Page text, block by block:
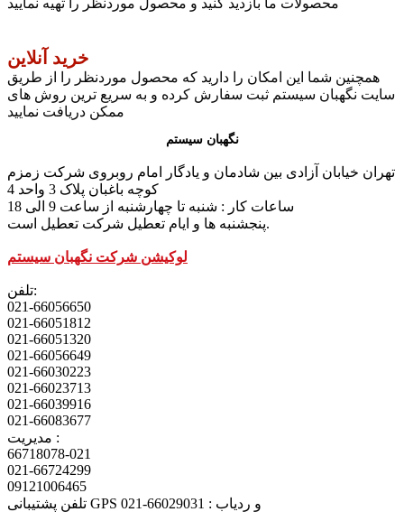
خرید آنلاین
همچنین شما این امکان را دارید که محصول موردنظر را از طریق
سایت نگهبان سیستم ثبت سفارش کرده و به سریع ترین روش های
ممکن دریافت نمایید
نگهبان سیستم
تهران خیابان آزادی بین شادمان و یادگار امام روبروی شرکت زمزم
کوچه باغبان پلاک 3 واحد 4
پنجشنبه ها و ایام تعطیل شرکت تعطیل است.
لوکیشن شرکت نگهبان سیستم
تلفن:
021-66056650
021-66051812
021-66051320
021-66056649
021-66030223
021-66023713
021-66039916
021-66083677
مدیریت :
66718078-021
021-66724299
09121006465
تلفن پشتیبانی GPS و ردیاب : 66029031-021